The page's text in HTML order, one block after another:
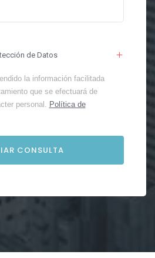
de Datos
la información facilitada
que se efectuará de
personal. Política de